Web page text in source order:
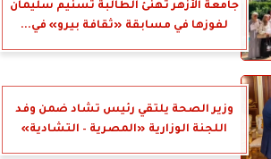
جامعة الأزهر تهنئ الطالبة تسنيم سليمان
لفوزها في مسابقة «ثقافة بيرو» في...
وزير الصحة يلتقي رئيس تشاد ضمن وفد
اللجنة الوزارية «المصرية – التشادية»